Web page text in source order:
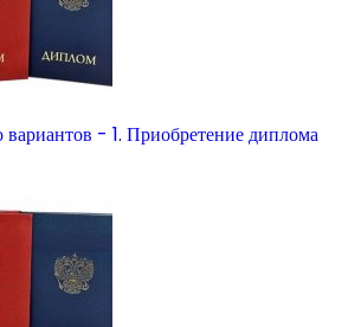
вариантов - 1. Приобретение диплома